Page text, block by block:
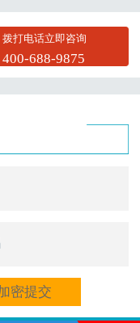
拨打电话立即咨询
400-688-9875